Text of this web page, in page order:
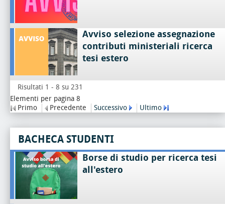
Avviso selezione assegnazione
contributi ministeriali ricerca
tesi estero
Risultati 1 - 8 su 231
Elementi per pagina 8
Primo
Precedente Successivo Ultimo
BACHECA STUDENTI
Borse di studio per ricerca tesi
all'estero